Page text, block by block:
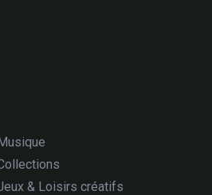
& Loisirs créatifs